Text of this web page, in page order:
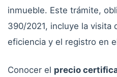
inmueble. Este trámite,
390/2021, incluye la visita
eficiencia y el registro en
Conocer el precio